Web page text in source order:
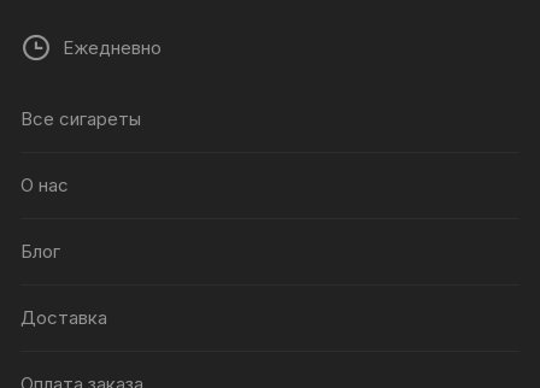
Ежедневно
Все сигареты
О нас
Блог
Доставка